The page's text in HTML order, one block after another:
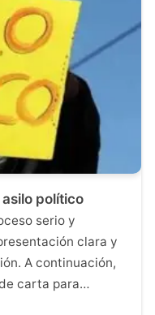
político
serio y
clara y
A continuación,
carta para…